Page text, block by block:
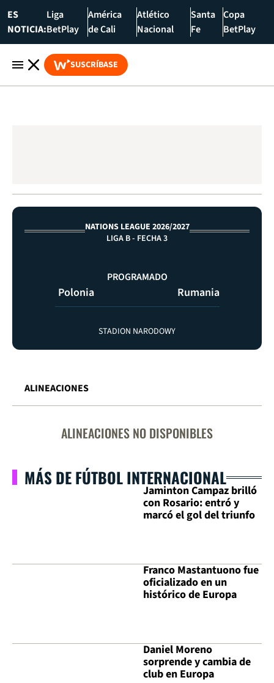
ES
NOTICIA:
Liga
BetPlay
América
de Cali
Atlético
Nacional
Santa
Fe
Copa
BetPlay
SUSCRÍBASE
NATIONS LEAGUE 2026/2027
LIGA B - FECHA 3
Polonia
PROGRAMADO
Rumania
STADION NARODOWY
ALINEACIONES
ALINEACIONES NO DISPONIBLES
MÁS DE FÚTBOL INTERNACIONAL
Jaminton Campaz brilló
con Rosario: entró y
marcó el gol del triunfo
Franco Mastantuono fue
oficializado en un
histórico de Europa
Daniel Moreno
sorprende y cambia de
club en Europa